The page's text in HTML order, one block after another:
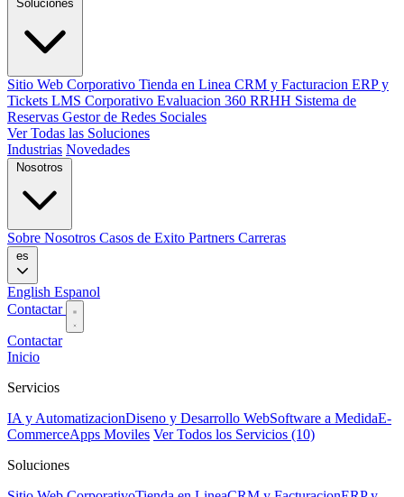
Sitio Web Corporativo Tienda en Linea CRM y Facturacion ERP y
Tickets LMS Corporativo Evaluacion 360 RRHH Sistema de
Reservas Gestor de Redes Sociales
Ver Todas las Soluciones
Industrias Novedades
Sobre Nosotros Casos de Exito Partners Carreras
English Espanol
Contactar
Contactar
Inicio
Servicios
IA y AutomatizacionDiseno y Desarrollo WebSoftware a MedidaE-
CommerceApps Moviles Ver Todos los Servicios (10)
Soluciones